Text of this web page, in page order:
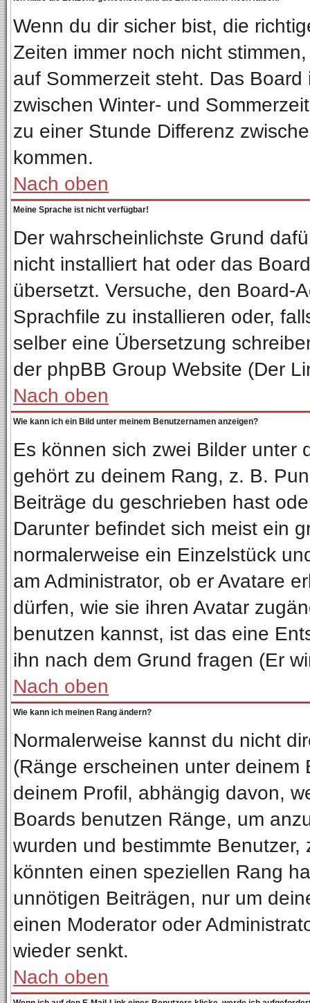
Wenn du dir sicher bist, die
Zeiten immer noch nicht
auf Sommerzeit steht. Das
zwischen Winter- und
zu einer Stunde Differenz
kommen.
Nach oben
Meine Sprache ist nicht verfügbar!
Der wahrscheinlichste Grund
nicht installiert hat oder das
übersetzt. Versuche, den Board-
Sprachfile zu installieren oder,
selber eine Übersetzung
der phpBB Group Website (Der
Nach oben
Wie kann ich ein Bild unter meinem Benutzernamen anzeigen?
Es können sich zwei Bilder unter
gehört zu deinem Rang, z. B.
Beiträge du geschrieben hast
Darunter befindet sich meist ein
normalerweise ein Einzelstück
am Administrator, ob er Avatare
dürfen, wie sie ihren Avatar
benutzen kannst, ist das eine
ihn nach dem Grund fragen (Er
Nach oben
Wie kann ich meinen Rang ändern?
Normalerweise kannst du nicht
(Ränge erscheinen unter
deinem Profil, abhängig davon,
Boards benutzen Ränge, um
wurden und bestimmte
könnten einen speziellen Rang
unnötigen Beiträgen, nur um
einen Moderator oder
wieder senkt.
Nach oben